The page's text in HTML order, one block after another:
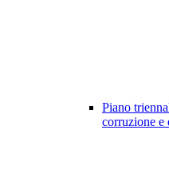
Piano
corruzione e